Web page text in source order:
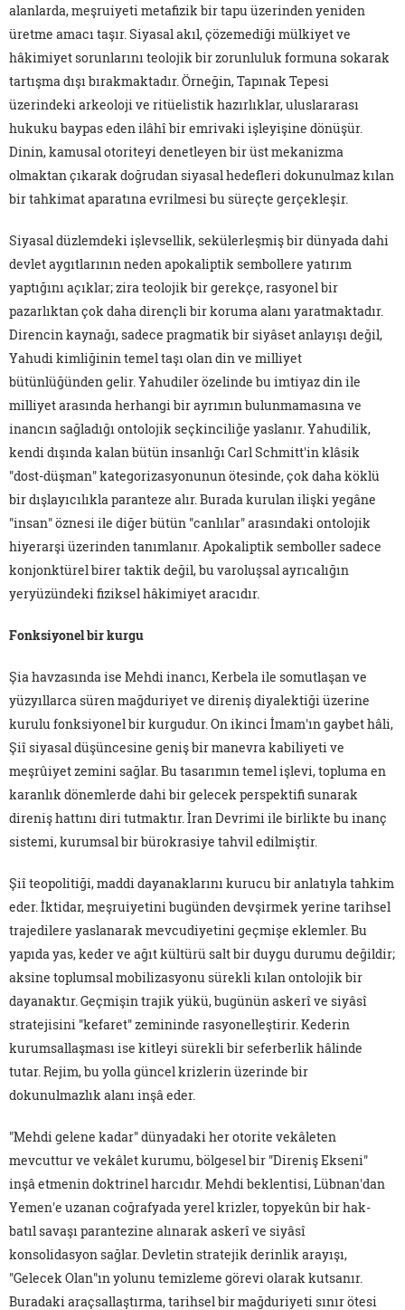
alanlarda, meşruiyeti metafizik bir tapu üzerinden yeniden
üretme amacı taşır. Siyasal akıl, çözemediği mülkiyet ve
hâkimiyet sorunlarını teolojik bir zorunluluk formuna sokarak
tartışma dışı bırakmaktadır. Örneğin, Tapınak Tepesi
üzerindeki arkeoloji ve ritüelistik hazırlıklar, uluslararası
hukuku baypas eden ilâhî bir emrivaki işleyişine dönüşür.
Dinin, kamusal otoriteyi denetleyen bir üst mekanizma
olmaktan çıkarak doğrudan siyasal hedefleri dokunulmaz kılan
bir tahkimat aparatına evrilmesi bu süreçte gerçekleşir.
Siyasal düzlemdeki işlevsellik, sekülerleşmiş bir dünyada dahi
devlet aygıtlarının neden apokaliptik sembollere yatırım
yaptığını açıklar; zira teolojik bir gerekçe, rasyonel bir
pazarlıktan çok daha dirençli bir koruma alanı yaratmaktadır.
Direncin kaynağı, sadece pragmatik bir siyâset anlayışı değil,
Yahudi kimliğinin temel taşı olan din ve milliyet
bütünlüğünden gelir. Yahudiler özelinde bu imtiyaz din ile
milliyet arasında herhangi bir ayrımın bulunmamasına ve
inancın sağladığı ontolojik seçkinciliğe yaslanır. Yahudilik,
kendi dışında kalan bütün insanlığı Carl Schmitt'in klâsik
"dost-düşman" kategorizasyonunun ötesinde, çok daha köklü
bir dışlayıcılıkla paranteze alır. Burada kurulan ilişki yegâne
"insan" öznesi ile diğer bütün "canlılar" arasındaki ontolojik
hiyerarşi üzerinden tanımlanır. Apokaliptik semboller sadece
konjonktürel birer taktik değil, bu varoluşsal ayrıcalığın
yeryüzündeki fiziksel hâkimiyet aracıdır.
Fonksiyonel bir kurgu
Şia havzasında ise Mehdi inancı, Kerbela ile somutlaşan ve
yüzyıllarca süren mağduriyet ve direniş diyalektiği üzerine
kurulu fonksiyonel bir kurgudur. On ikinci İmam'ın gaybet hâli,
Şiî siyasal düşüncesine geniş bir manevra kabiliyeti ve
meşrûiyet zemini sağlar. Bu tasarımın temel işlevi, topluma en
karanlık dönemlerde dahi bir gelecek perspektifi sunarak
direniş hattını diri tutmaktır. İran Devrimi ile birlikte bu inanç
sistemi, kurumsal bir bürokrasiye tahvil edilmiştir.
Şiî teopolitiği, maddi dayanaklarını kurucu bir anlatıyla tahkim
eder. İktidar, meşruiyetini bugünden devşirmek yerine tarihsel
trajedilere yaslanarak mevcudiyetini geçmişe eklemler. Bu
yapıda yas, keder ve ağıt kültürü salt bir duygu durumu değildir;
aksine toplumsal mobilizasyonu sürekli kılan ontolojik bir
dayanaktır. Geçmişin trajik yükü, bugünün askerî ve siyâsî
stratejisini "kefaret" zemininde rasyonelleştirir. Kederin
kurumsallaşması ise kitleyi sürekli bir seferberlik hâlinde
tutar. Rejim, bu yolla güncel krizlerin üzerinde bir
dokunulmazlık alanı inşâ eder.
"Mehdi gelene kadar" dünyadaki her otorite vekâleten
mevcuttur ve vekâlet kurumu, bölgesel bir "Direniş Ekseni"
inşâ etmenin doktrinel harcıdır. Mehdi beklentisi, Lübnan'dan
Yemen'e uzanan coğrafyada yerel krizler, topyekûn bir hak-
batıl savaşı parantezine alınarak askerî ve siyâsî
konsolidasyon sağlar. Devletin stratejik derinlik arayışı,
"Gelecek Olan"ın yolunu temizleme görevi olarak kutsanır.
Buradaki araçsallaştırma, tarihsel bir mağduriyeti sınır ötesi